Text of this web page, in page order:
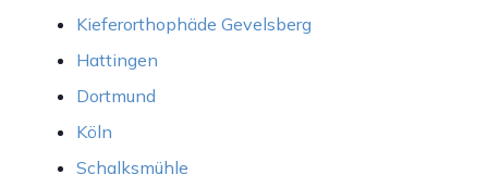
Kieferorthophäde Gevelsberg
Hattingen
Dortmund
Köln
Schalksmühle